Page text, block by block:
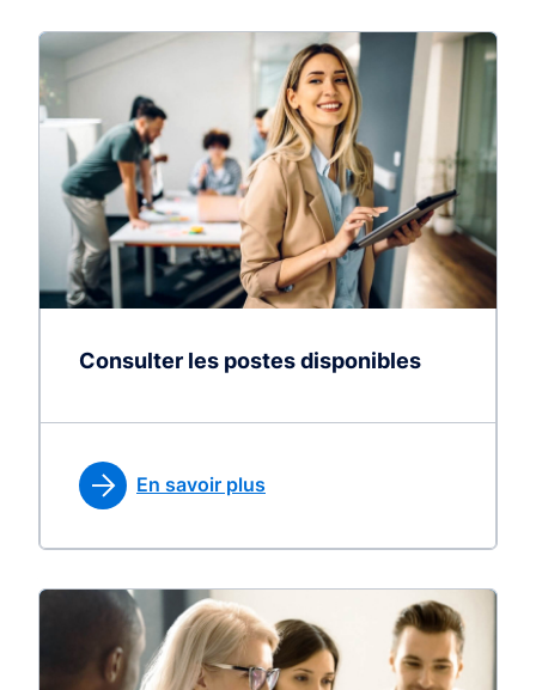
Consulter les postes disponibles
En savoir plus